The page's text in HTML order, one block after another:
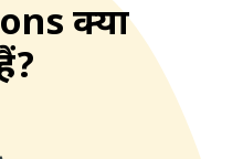
क्या